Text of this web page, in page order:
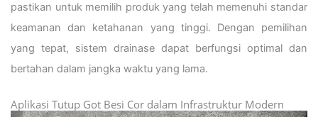
pastikan untuk memilih produk yang telah memenuhi standar
keamanan dan ketahanan yang tinggi. Dengan pemilihan
yang tepat, sistem drainase dapat berfungsi optimal dan
bertahan dalam jangka waktu yang lama.
Aplikasi Tutup Got Besi Cor dalam Infrastruktur Modern